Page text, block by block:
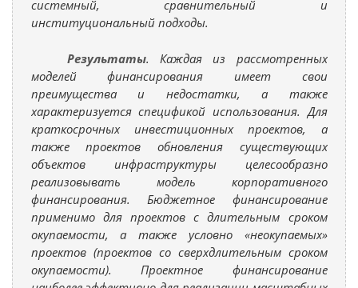
системный, сравнительный и
институциональный подходы.
Результаты. Каждая из рассмотренных
моделей финансирования имеет свои
преимущества и недостатки, а также
характеризуется спецификой использования. Для
краткосрочных инвестиционных проектов, а
также проектов обновления существующих
объектов инфраструктуры целесообразно
реализовывать модель корпоративного
финансирования. Бюджетное финансирование
применимо для проектов с длительным сроком
окупаемости, а также условно «неокупаемых»
проектов (проектов со сверхдлительным сроком
окупаемости). Проектное финансирование